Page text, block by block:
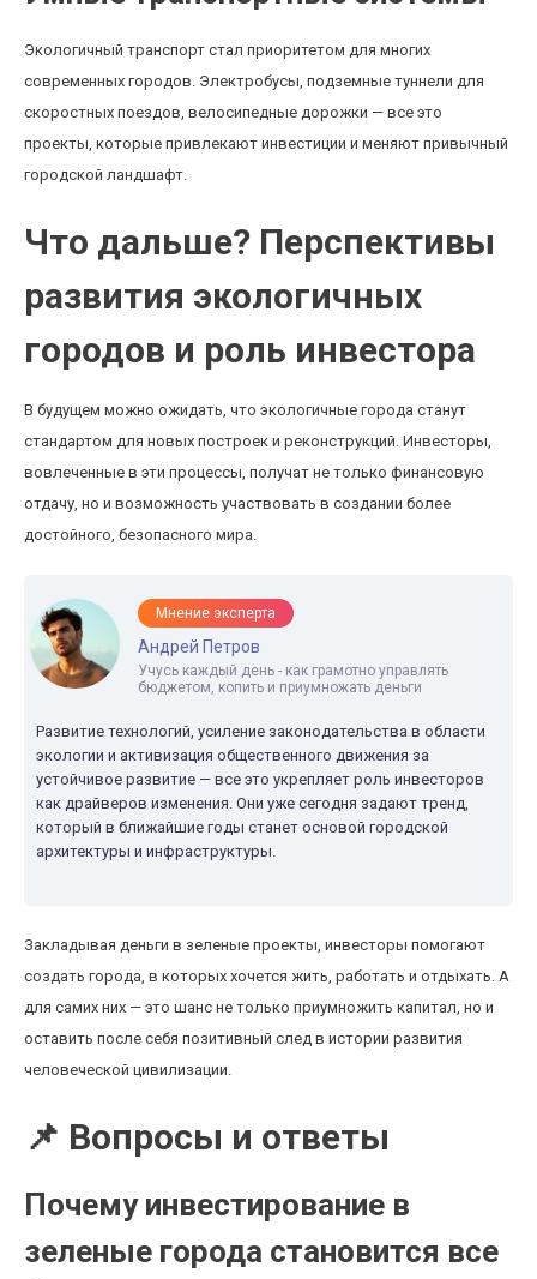
Экологичный транспорт стал приоритетом для многих
современных городов. Электробусы, подземные туннели для
скоростных поездов, велосипедные дорожки — все это
проекты, которые привлекают инвестиции и меняют привычный
городской ландшафт.
Что дальше? Перспективы
развития экологичных
городов и роль инвестора
В будущем можно ожидать, что экологичные города станут
стандартом для новых построек и реконструкций. Инвесторы,
вовлеченные в эти процессы, получат не только финансовую
отдачу, но и возможность участвовать в создании более
достойного, безопасного мира.
Мнение эксперта
Андрей Петров
Учусь каждый день - как грамотно управлять
бюджетом, копить и приумножать деньги
Развитие технологий, усиление законодательства в области
экологии и активизация общественного движения за
устойчивое развитие — все это укрепляет роль инвесторов
как драйверов изменения. Они уже сегодня задают тренд,
который в ближайшие годы станет основой городской
архитектуры и инфраструктуры.
Закладывая деньги в зеленые проекты, инвесторы помогают
создать города, в которых хочется жить, работать и отдыхать. А
для самих них — это шанс не только приумножить капитал, но и
оставить после себя позитивный след в истории развития
человеческой цивилизации.
📌 Вопросы и ответы
Почему инвестирование в
зеленые города становится все